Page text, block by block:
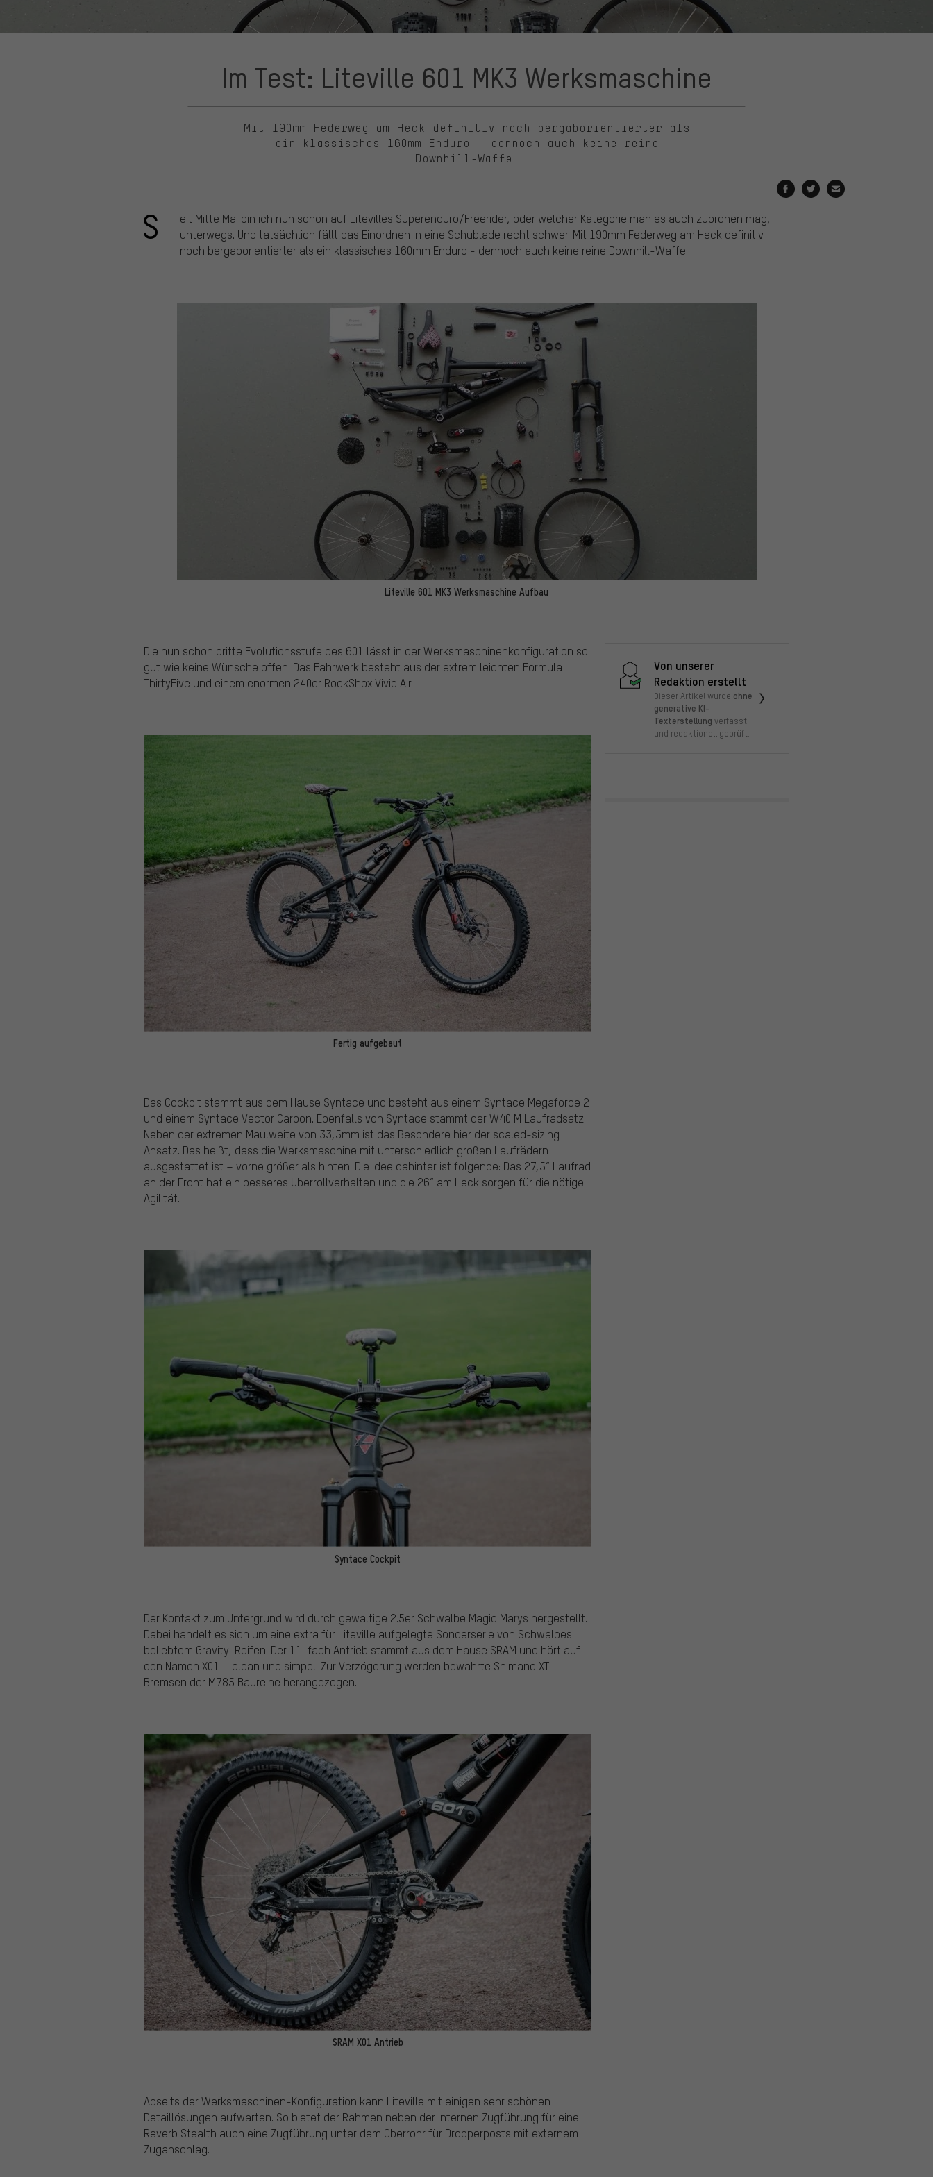
Im Test: Liteville 601 MK3 Werksmaschine
Mit 190mm Federweg am Heck definitiv noch bergaborientierter als
ein klassisches 160mm Enduro - dennoch auch keine reine
Downhill-Waffe.
S
eit Mitte Mai bin ich nun schon auf Litevilles Superenduro/Freerider, oder welcher Kategorie man es auch zuordnen mag,
unterwegs. Und tatsächlich fällt das Einordnen in eine Schublade recht schwer. Mit 190mm Federweg am Heck definitiv
noch bergaborientierter als ein klassisches 160mm Enduro - dennoch auch keine reine Downhill-Waffe.
Liteville 601 MK3 Werksmaschine Aufbau
Die nun schon dritte Evolutionsstufe des 601 lässt in der Werksmaschinenkonfiguration so
gut wie keine Wünsche offen. Das Fahrwerk besteht aus der extrem leichten Formula
ThirtyFive und einem enormen 240er RockShox Vivid Air.
Fertig aufgebaut
Das Cockpit stammt aus dem Hause Syntace und besteht aus einem Syntace Megaforce 2
und einem Syntace Vector Carbon. Ebenfalls von Syntace stammt der W40 M Laufradsatz.
Neben der extremen Maulweite von 33,5mm ist das Besondere hier der scaled-sizing
Ansatz. Das heißt, dass die Werksmaschine mit unterschiedlich großen Laufrädern
ausgestattet ist – vorne größer als hinten. Die Idee dahinter ist folgende: Das 27,5“ Laufrad
an der Front hat ein besseres Überrollverhalten und die 26“ am Heck sorgen für die nötige
Agilität.
Syntace Cockpit
Der Kontakt zum Untergrund wird durch gewaltige 2.5er Schwalbe Magic Marys hergestellt.
Dabei handelt es sich um eine extra für Liteville aufgelegte Sonderserie von Schwalbes
beliebtem Gravity-Reifen. Der 11-fach Antrieb stammt aus dem Hause SRAM und hört auf
den Namen X01 – clean und simpel. Zur Verzögerung werden bewährte Shimano XT
Bremsen der M785 Baureihe herangezogen.
SRAM X01 Antrieb
Abseits der Werksmaschinen-Konfiguration kann Liteville mit einigen sehr schönen
Detaillösungen aufwarten. So bietet der Rahmen neben der internen Zugführung für eine
Reverb Stealth auch eine Zugführung unter dem Oberrohr für Dropperposts mit externem
Zuganschlag.
Von unserer
Redaktion erstellt
Dieser Artikel wurde ohne
generative KI-
Texterstellung verfasst
und redaktionell geprüft.